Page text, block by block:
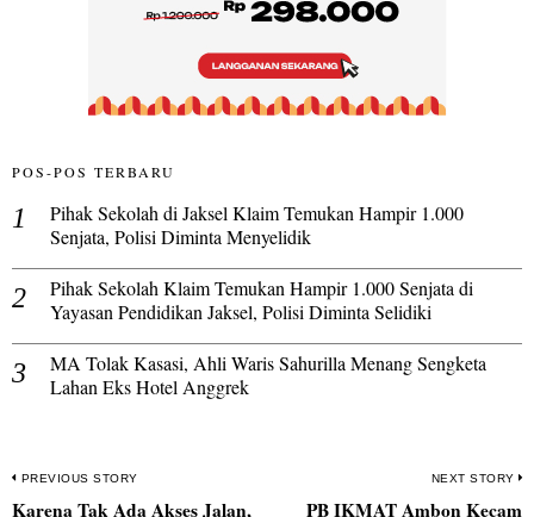
POS-POS TERBARU
Pihak Sekolah di Jaksel Klaim Temukan Hampir 1.000
Senjata, Polisi Diminta Menyelidik
Pihak Sekolah Klaim Temukan Hampir 1.000 Senjata di
Yayasan Pendidikan Jaksel, Polisi Diminta Selidiki
MA Tolak Kasasi, Ahli Waris Sahurilla Menang Sengketa
Lahan Eks Hotel Anggrek
Navigasi
PREVIOUS STORY
Previous
Karena Tak Ada Akses Jalan,
NEXT STORY
PB IKMAT Ambon Kecam